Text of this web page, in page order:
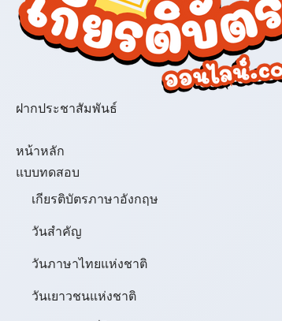
ฝากประชาสัมพันธ์
หน้าหลัก
แบบทดสอบ
เกียรติบัตรภาษาอังกฤษ
วันสำคัญ
วันภาษาไทยแห่งชาติ
วันเยาวชนแห่งชาติ